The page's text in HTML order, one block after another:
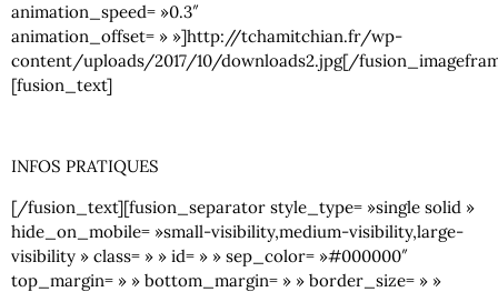
animation_speed= »0.3″
animation_offset= » »]http://tchamitchian.fr/wp-
content/uploads/2017/10/downloads2.jpg[/
[fusion_text]
INFOS PRATIQUES
[/fusion_text][fusion_separator style_type= »single solid »
hide_on_mobile= »small-visibility,medium-visibility,large-
visibility » class= » » id= » » sep_color= »#000000″
top_margin= » » bottom_margin= » » border_size= » »